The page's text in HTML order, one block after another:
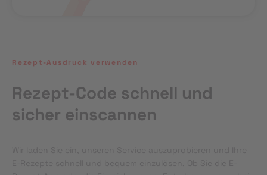
Rezept-Ausdruck verwenden
Rezept-Code schnell und
sicher einscannen